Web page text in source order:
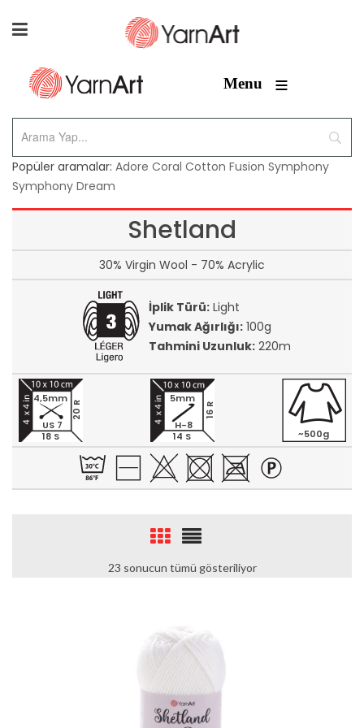
Menu ≡
Popüler aramalar: Adore Coral Cotton Fusion Symphony
Symphony Dream
Shetland
30% Virgin Wool - 70% Acrylic
İplik Türü:Light
Yumak Ağırlığı:100g
Tahmini Uzunluk:220m
18 S
20 R
4,5mm
US 7
14 S
16 R
5mm
H-8
~500g
23 sonucun tümü gösteriliyor